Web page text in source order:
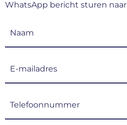
WhatsApp bericht sturen naar